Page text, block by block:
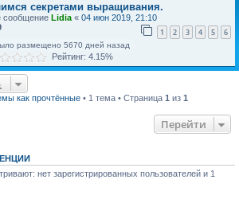
секретами выращивания.
сообщение Lidia « 04 июн 2019, 21:10
1 2 3 4 5 6
размещено 5670 дней назад
Рейтинг: 4.15%
как прочтённые• 1 тема • Страница 1 из 1
Перейти
нет зарегистрированных пользователей и 1